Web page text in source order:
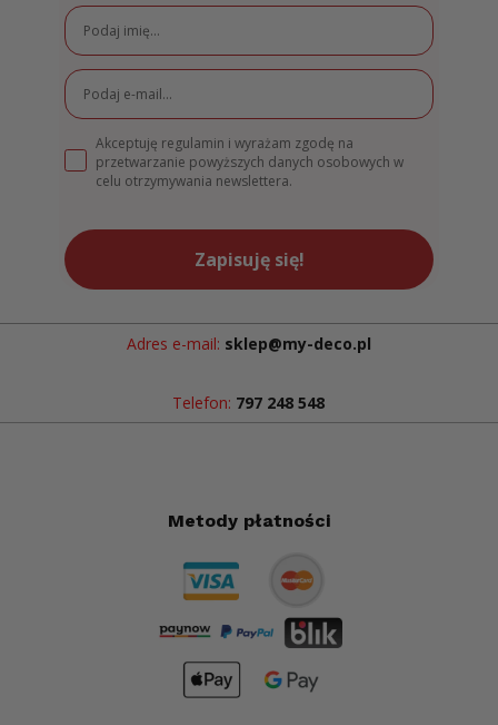
Akceptuję regulamin i wyrażam zgodę na
przetwarzanie powyższych danych osobowych w
celu otrzymywania newslettera.
Zapisuję się!
Adres e-mail: sklep@my-deco.pl
Telefon: 797 248 548
Metody płatności